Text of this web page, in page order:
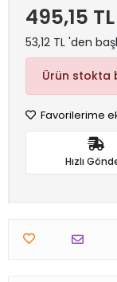
495,15 TL
53,12 TL 'den
Ürün stokta
Favorilerime
Hızlı